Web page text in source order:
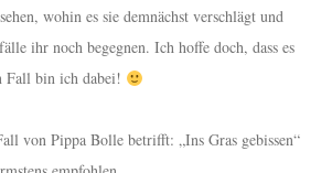
wohin es sie demnächst verschlägt und
ihr noch begegnen. Ich hoffe doch, dass es
Fall bin ich dabei!
von Pippa Bolle betrifft: „Ins Gras gebissen“